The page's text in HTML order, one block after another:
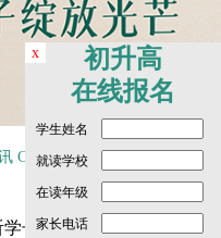
x
初升高
在线报名
学生姓名
就读学校
在读年级
家长电话
College Counselling Info
长学姐的“真心话”